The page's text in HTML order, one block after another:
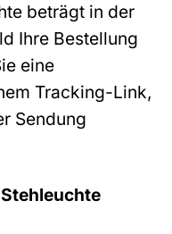
beträgt in der
Ihre Bestellung
eine
Tracking-Link,
Sendung